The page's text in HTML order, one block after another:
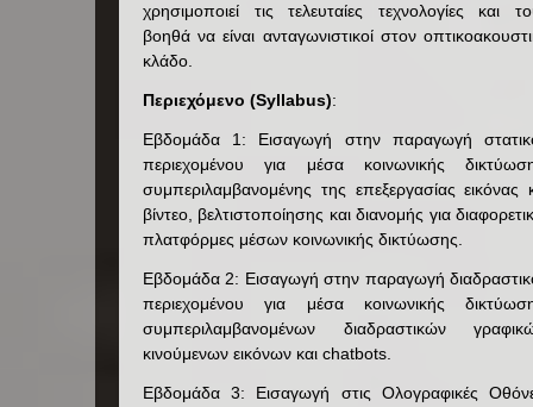
χρησιμοποιεί τις τελευταίες τεχνολογίες και
βοηθά να είναι ανταγωνιστικοί στον
κλάδο.
Περιεχόμενο (Syllabus):
Εβδομάδα 1: Εισαγωγή στην παραγωγή
περιεχομένου για μέσα κοινωνικής
συμπεριλαμβανομένης της επεξεργασίας εικόνας
βίντεο, βελτιστοποίησης και διανομής για
πλατφόρμες μέσων κοινωνικής δικτύωσης.
Εβδομάδα 2: Εισαγωγή στην παραγωγή
περιεχομένου για μέσα κοινωνικής
συμπεριλαμβανομένων διαδραστικών
κινούμενων εικόνων και chatbots.
Εβδομάδα 3: Εισαγωγή στις Ολογραφικές